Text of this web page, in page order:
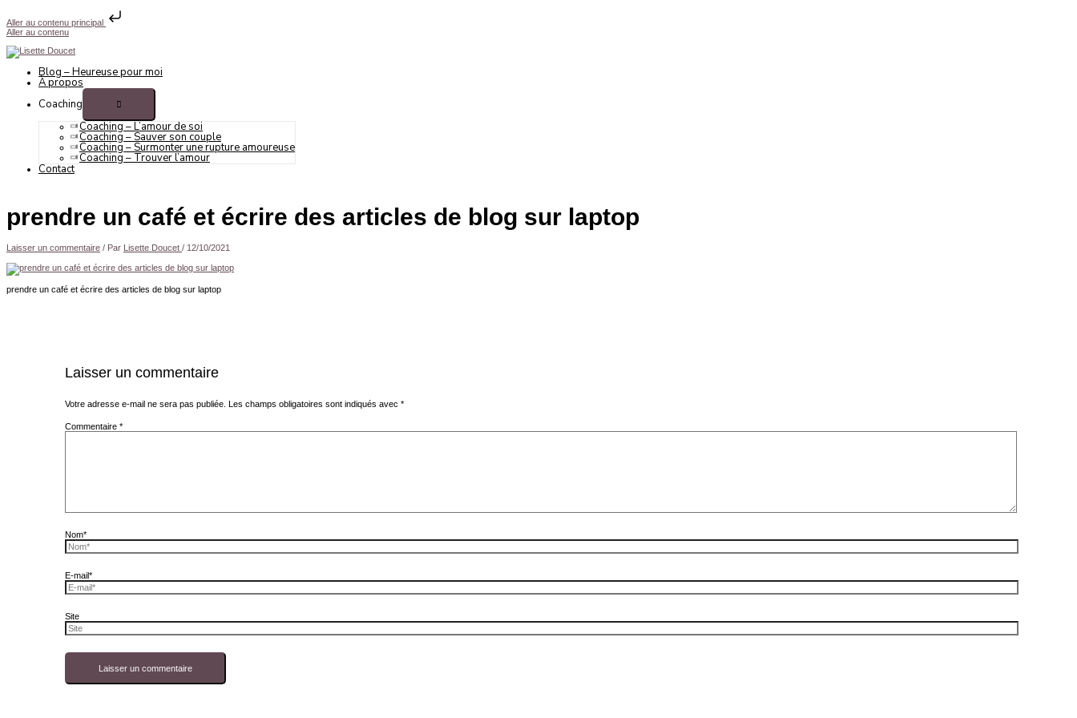
Aller au contenu principal
Aller au contenu
Blog – Heureuse pour moi
À propos
Coaching
Coaching – L’amour de soi
Coaching – Sauver son couple
Coaching – Surmonter une rupture amoureuse
Coaching – Trouver l’amour
Contact
prendre un café et écrire des articles de blog sur laptop
Laisser un commentaire / Par Lisette Doucet / 12/10/2021
prendre un café et écrire des articles de blog sur laptop
Laisser un commentaire
Votre adresse e-mail ne sera pas publiée. Les champs obligatoires sont indiqués avec*
Commentaire*
Nom*
E-mail*
Site